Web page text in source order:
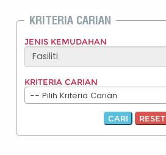
KRITERIA CARIAN
JENIS KEMUDAHAN
KRITERIA CARIAN
-- Pilih Kriteria Carian
CARI RESET